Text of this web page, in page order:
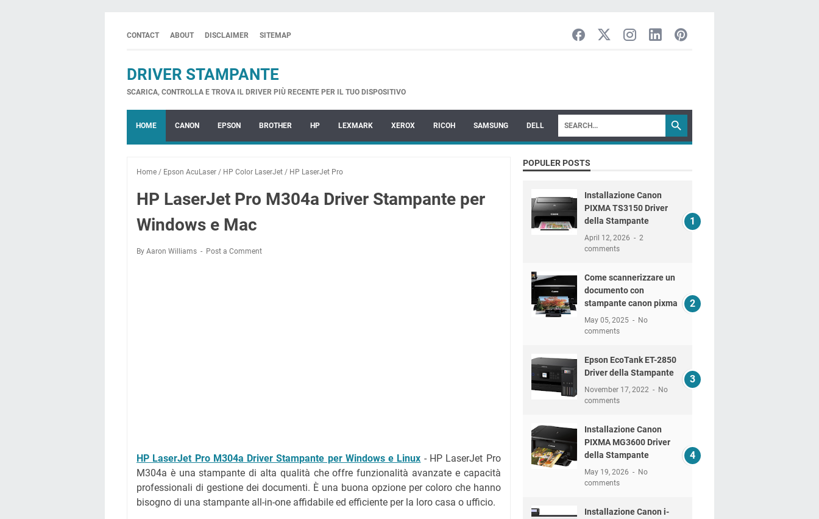
CONTACT ABOUT DISCLAIMER SITEMAP
DRIVER STAMPANTE
SCARICA, CONTROLLA E TROVA IL DRIVER PIÙ RECENTE PER IL TUO DISPOSITIVO
HOME CANON EPSON BROTHER HP LEXMARK XEROX RICOH SAMSUNG DELL
Home / Epson AcuLaser / HP Color LaserJet / HP LaserJet Pro
HP LaserJet Pro M304a Driver Stampante per
Windows e Mac
By Aaron Williams Post a Comment
HP LaserJet Pro M304a Driver Stampante per Windows e Linux - HP LaserJet Pro
M304a è una stampante di alta qualità che offre funzionalità avanzate e capacità
professionali di gestione dei documenti. È una buona opzione per coloro che hanno
bisogno di una stampante all-in-one affidabile ed efficiente per la loro casa o ufficio.
POPULER POSTS
Installazione Canon
PIXMA TS3150 Driver
della Stampante
April 12, 2026
2
comments
Come scannerizzare un
documento con
stampante canon pixma
May 05, 2025
No
comments
Epson EcoTank ET-2850
Driver della Stampante
November 17, 2022
No
comments
Installazione Canon
PIXMA MG3600 Driver
della Stampante
May 19, 2026
No
comments
Installazione Canon i-